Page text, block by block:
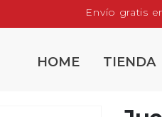
Envío gratis
HOME TIENDA